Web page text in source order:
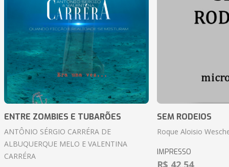
ENTRE ZOMBIES E TUBARÕES
ANTÔNIO SÉRGIO CARRÉRA DE
ALBUQUERQUE MELO E VALENTINA
CARRÉRA
SEM RODEIOS
Roque Aloisio
IMPRESSO